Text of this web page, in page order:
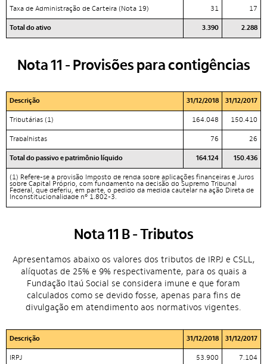
Taxa de Administração de Carteira (Nota 19) 31 17
Total do ativo 3.390 2.288
Nota 11 - Provisões para contigências
Descrição 31/12/2018 31/12/2017
Tributárias (1) 164.048 150.410
Trabalhistas 76 26
Total do passivo e patrimônio líquido 164.124 150.436
(1) Refere-se a provisão Imposto de renda sobre aplicações financeiras e Juros
sobre Capital Próprio, com fundamento na decisão do Supremo Tribunal
Federal, que deferiu, em parte, o pedido da medida cautelar na ação Direta de
Inconstitucionalidade nº 1.802-3.
Nota 11 B - Tributos
Apresentamos abaixo os valores dos tributos de IRPJ e CSLL,
alíquotas de 25% e 9% respectivamente, para os quais a
Fundação Itaú Social se considera imune e que foram
calculados como se devido fosse, apenas para fins de
divulgação em atendimento aos normativos vigentes.
Descrição 31/12/2018 31/12/2017
IRPJ 53.900 7.104